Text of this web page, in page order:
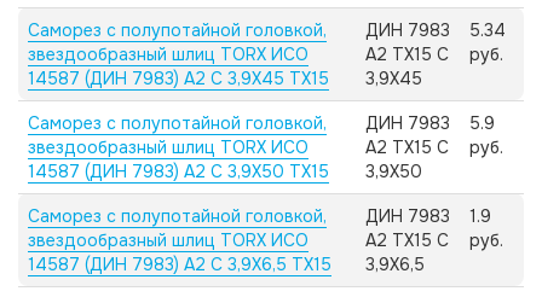
Саморез с полупотайной головкой,
звездообразный шлиц TORX ИСО
14587 (ДИН 7983) А2 C 3,9X45 TX15
ДИН 7983
А2 TX15 C
3,9X45
5.34
руб.
Саморез с полупотайной головкой,
звездообразный шлиц TORX ИСО
14587 (ДИН 7983) А2 C 3,9X50 TX15
ДИН 7983
А2 TX15 C
3,9X50
5.9
руб.
Саморез с полупотайной головкой,
звездообразный шлиц TORX ИСО
14587 (ДИН 7983) А2 C 3,9X6,5 TX15
ДИН 7983
А2 TX15 C
3,9X6,5
1.9
руб.